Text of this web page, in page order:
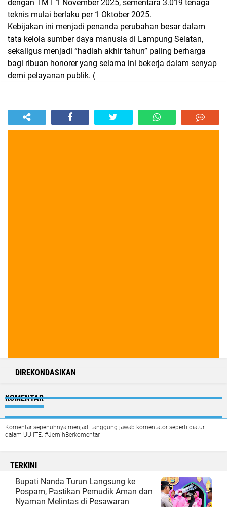
dengan TMT 1 November 2025, sementara 3.019 tenaga
teknis mulai berlaku per 1 Oktober 2025.
Kebijakan ini menjadi penanda perubahan besar dalam
tata kelola sumber daya manusia di Lampung Selatan,
sekaligus menjadi “hadiah akhir tahun” paling berharga
bagi ribuan honorer yang selama ini bekerja dalam senyap
demi pelayanan publik. (
DIREKONDASIKAN
KOMENTAR
Komentar sepenuhnya menjadi tanggung jawab komentator seperti diatur
dalam UU ITE. #JernihBerkomentar
TERKINI
Bupati Nanda Turun Langsung ke
Pospam, Pastikan Pemudik Aman dan
Nyaman Melintas di Pesawaran